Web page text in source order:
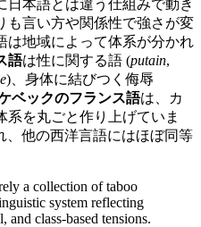
日本語とは違う仕組みで動き
も言い方や関係性で強さが変
は地域によって体系が分かれ
語は性に関する語 (putain,
)、身体に結びつく侮辱
ベックのフランス語は、カ
系を丸ごと作り上げていま
、他の西洋言語にはほぼ同等
a collection of taboo
system reflecting
and class-based tensions.